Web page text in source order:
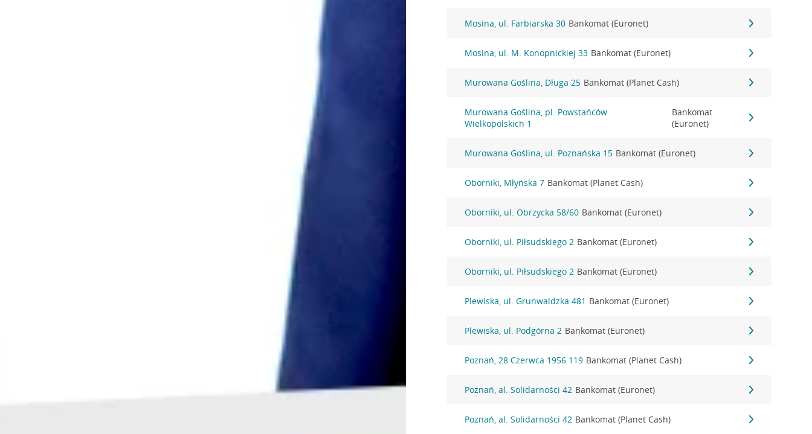
Mosina, ul. Farbiarska 30 Bankomat (Euronet)
Mosina, ul. M. Konopnickiej 33 Bankomat (Euronet)
Murowana Goślina, Długa 25 Bankomat (Planet Cash)
Murowana Goślina, pl. Powstańców
Wielkopolskich 1
Bankomat
(Euronet)
Murowana Goślina, ul. Poznańska 15 Bankomat (Euronet)
Oborniki, Młyńska 7 Bankomat (Planet Cash)
Oborniki, ul. Obrzycka 58/60 Bankomat (Euronet)
Oborniki, ul. Piłsudskiego 2 Bankomat (Euronet)
Oborniki, ul. Piłsudskiego 2 Bankomat (Euronet)
Plewiska, ul. Grunwaldzka 481 Bankomat (Euronet)
Plewiska, ul. Podgórna 2 Bankomat (Euronet)
Poznań, 28 Czerwca 1956 119 Bankomat (Planet Cash)
Poznań, al. Solidarności 42 Bankomat (Euronet)
Poznań, al. Solidarności 42 Bankomat (Planet Cash)